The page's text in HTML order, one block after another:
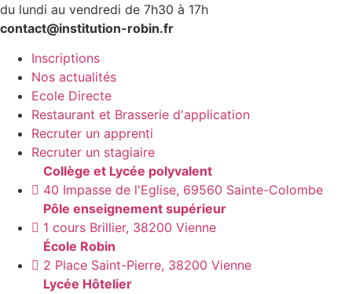
du lundi au vendredi de 7h30 à 17h
contact@institution-robin.fr
Inscriptions
Nos actualités
Ecole Directe
Restaurant et Brasserie d'application
Recruter un apprenti
Recruter un stagiaire
Collège et Lycée polyvalent
40 Impasse de l'Eglise, 69560 Sainte-Colombe
Pôle enseignement supérieur
1 cours Brillier, 38200 Vienne
École Robin
2 Place Saint-Pierre, 38200 Vienne
Lycée Hôtelier